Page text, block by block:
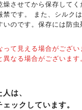
燥させてから保存して
禁です。 また、シルク
いのです。保存には防
て見える場合がござい
なる場合がございます
は、
ックしています。